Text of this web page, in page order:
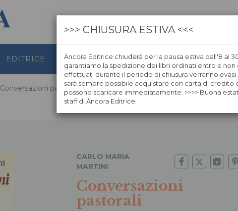
EDITRICE GRAFICA LIBRERIE ÀNCORAWOW
Conversazioni pastorali
CARLO MARIA
MARTINI
Conversazioni
pastorali
>>> CHIUSURA ESTIVA <<<
Àncora Editrice chiuderà per la pausa estiva dall'8 al
garantiamo la spedizione dei libri ordinati entro e non
effettuati durante il periodo di chiusura verranno
sarà sempre possibile acquistare con carta di credito
possono scaricare immediatamente. >>>> Buona
staff di Àncora Editrice